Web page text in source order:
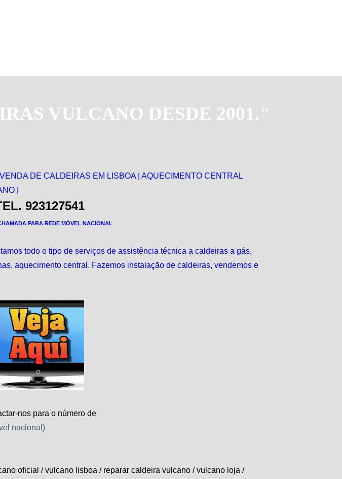
VULCANO DESDE 2001."
DE CALDEIRAS EM LISBOA | AQUECIMENTO CENTRAL
|
923127541
PARA REDE MÓVEL NACIONAL
todo o tipo de serviços de assistência técnica a caldeiras a gás,
aquecimento central. Fazemos instalação de caldeiras, vendemos e
nos para o número de
nacional)
oficial / vulcano lisboa / reparar caldeira vulcano / vulcano loja /